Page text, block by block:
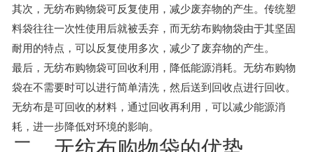
其次，无纺布购物袋可反复使用，减少废弃物的产生。传统塑
料袋往往一次性使用后就被丢弃，而无纺布购物袋由于其坚固
耐用的特点，可以反复使用多次，减少了废弃物的产生。
最后，无纺布购物袋可回收利用，降低能源消耗。无纺布购物
袋在不需要时可以进行简单清洗，然后送到回收点进行回收。
无纺布是可回收的材料，通过回收再利用，可以减少能源消
耗，进一步降低对环境的影响。